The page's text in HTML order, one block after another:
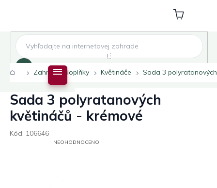
Nákupní
košík
DomůZahradní doplňky Květináče Sada 3
Sada 3 polyratanových
květináčů - krémové
Kód: 106646
PRŮMĚRNÉNEOHODNOCENO